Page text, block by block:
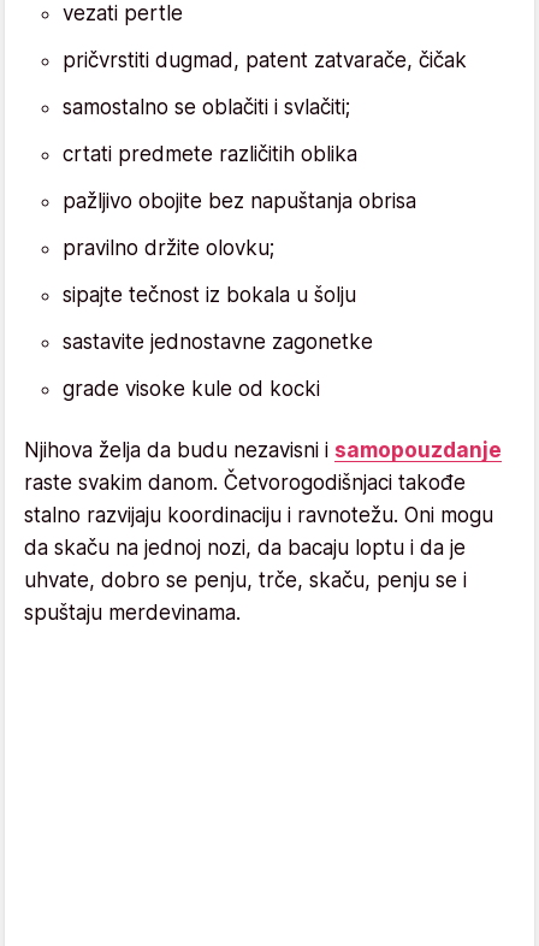
vezati pertle
pričvrstiti dugmad, patent zatvarače, čičak
samostalno se oblačiti i svlačiti;
crtati predmete različitih oblika
pažljivo obojite bez napuštanja obrisa
pravilno držite olovku;
sipajte tečnost iz bokala u šolju
sastavite jednostavne zagonetke
grade visoke kule od kocki
Njihova želja da budu nezavisni i samopouzdanje
raste svakim danom. Četvorogodišnjaci takođe
stalno razvijaju koordinaciju i ravnotežu. Oni mogu
da skaču na jednoj nozi, da bacaju loptu i da je
uhvate, dobro se penju, trče, skaču, penju se i
spuštaju merdevinama.